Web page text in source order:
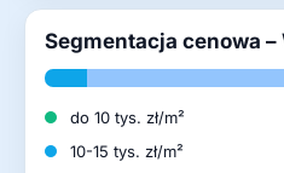
Segmentacja cenowa –
do 10 tys. zł/m²
10-15 tys. zł/m²